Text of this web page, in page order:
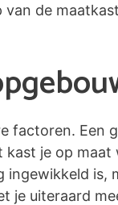
de
factoren. Een
je op
is,
je uiteraard